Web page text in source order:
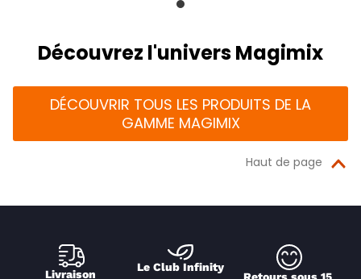
Découvrez l'univers Magimix
DÉCOUVRIR TOUS LES PRODUITS DE LA
GAMME MAGIMIX
Haut de page
Livraison
Le Club Infinity
Retours sous 15